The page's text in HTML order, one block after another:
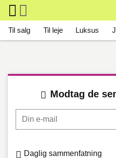
Skip to main content
Main navigation
Til salg Til leje Luksus
Modtag de
Din e-mail
Daglig sammenfatning